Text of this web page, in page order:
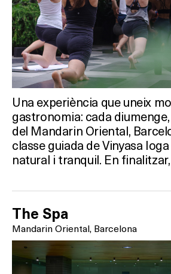
Una experiència que uneix
gastronomia: cada
del Mandarin Oriental,
classe guiada de Vinyasa
natural i tranquil. En
The Spa
Mandarin Oriental, Barcelona